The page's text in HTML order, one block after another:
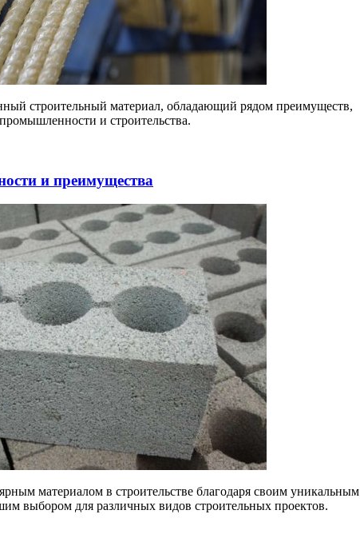
строительный материал, обладающий рядом преимуществ,
и строительства.
и преимущества
материалом в строительстве благодаря своим уникальным
выбором для различных видов строительных проектов.